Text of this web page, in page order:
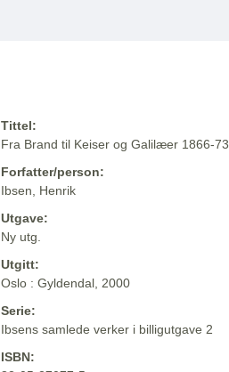
Tittel:
Fra Brand til Keiser og Galilæer 1866-73
Forfatter/person:
Ibsen, Henrik
Utgave:
Ny utg.
Utgitt:
Oslo : Gyldendal, 2000
Serie:
Ibsens samlede verker i billigutgave 2
ISBN: